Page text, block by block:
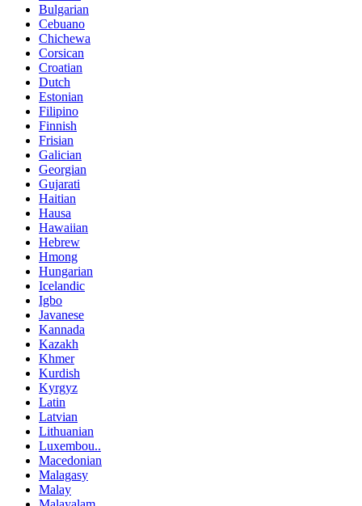
Bulgarian
Cebuano
Chichewa
Corsican
Croatian
Dutch
Estonian
Filipino
Finnish
Frisian
Galician
Georgian
Gujarati
Haitian
Hausa
Hawaiian
Hebrew
Hmong
Hungarian
Icelandic
Igbo
Javanese
Kannada
Kazakh
Khmer
Kurdish
Kyrgyz
Latin
Latvian
Lithuanian
Luxembou..
Macedonian
Malagasy
Malay